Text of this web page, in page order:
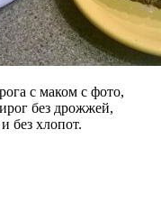
с маком с фото,
без дрожжей,
без хлопот.